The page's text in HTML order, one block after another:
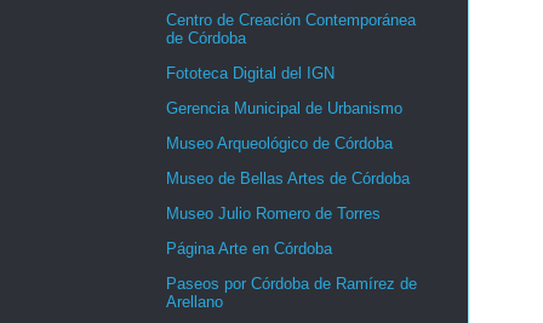
Centro de Creación Contemporánea
de Córdoba
Fototeca Digital del IGN
Gerencia Municipal de Urbanismo
Museo Arqueológico de Córdoba
Museo de Bellas Artes de Córdoba
Museo Julio Romero de Torres
Página Arte en Córdoba
Paseos por Córdoba de Ramírez de
Arellano